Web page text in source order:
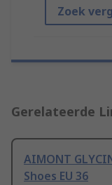
Zoek
Gerelateerde
AIMONT
Shoes EU 36